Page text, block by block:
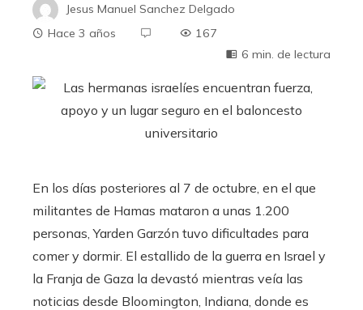
Jesus Manuel Sanchez Delgado
Hace 3 años
167
6 min. de lectura
En los días posteriores al 7 de octubre, en el que
militantes de Hamas mataron a unas 1.200
personas, Yarden Garzón tuvo dificultades para
comer y dormir. El estallido de la guerra en Israel y
la Franja de Gaza la devastó mientras veía las
noticias desde Bloomington, Indiana, donde es